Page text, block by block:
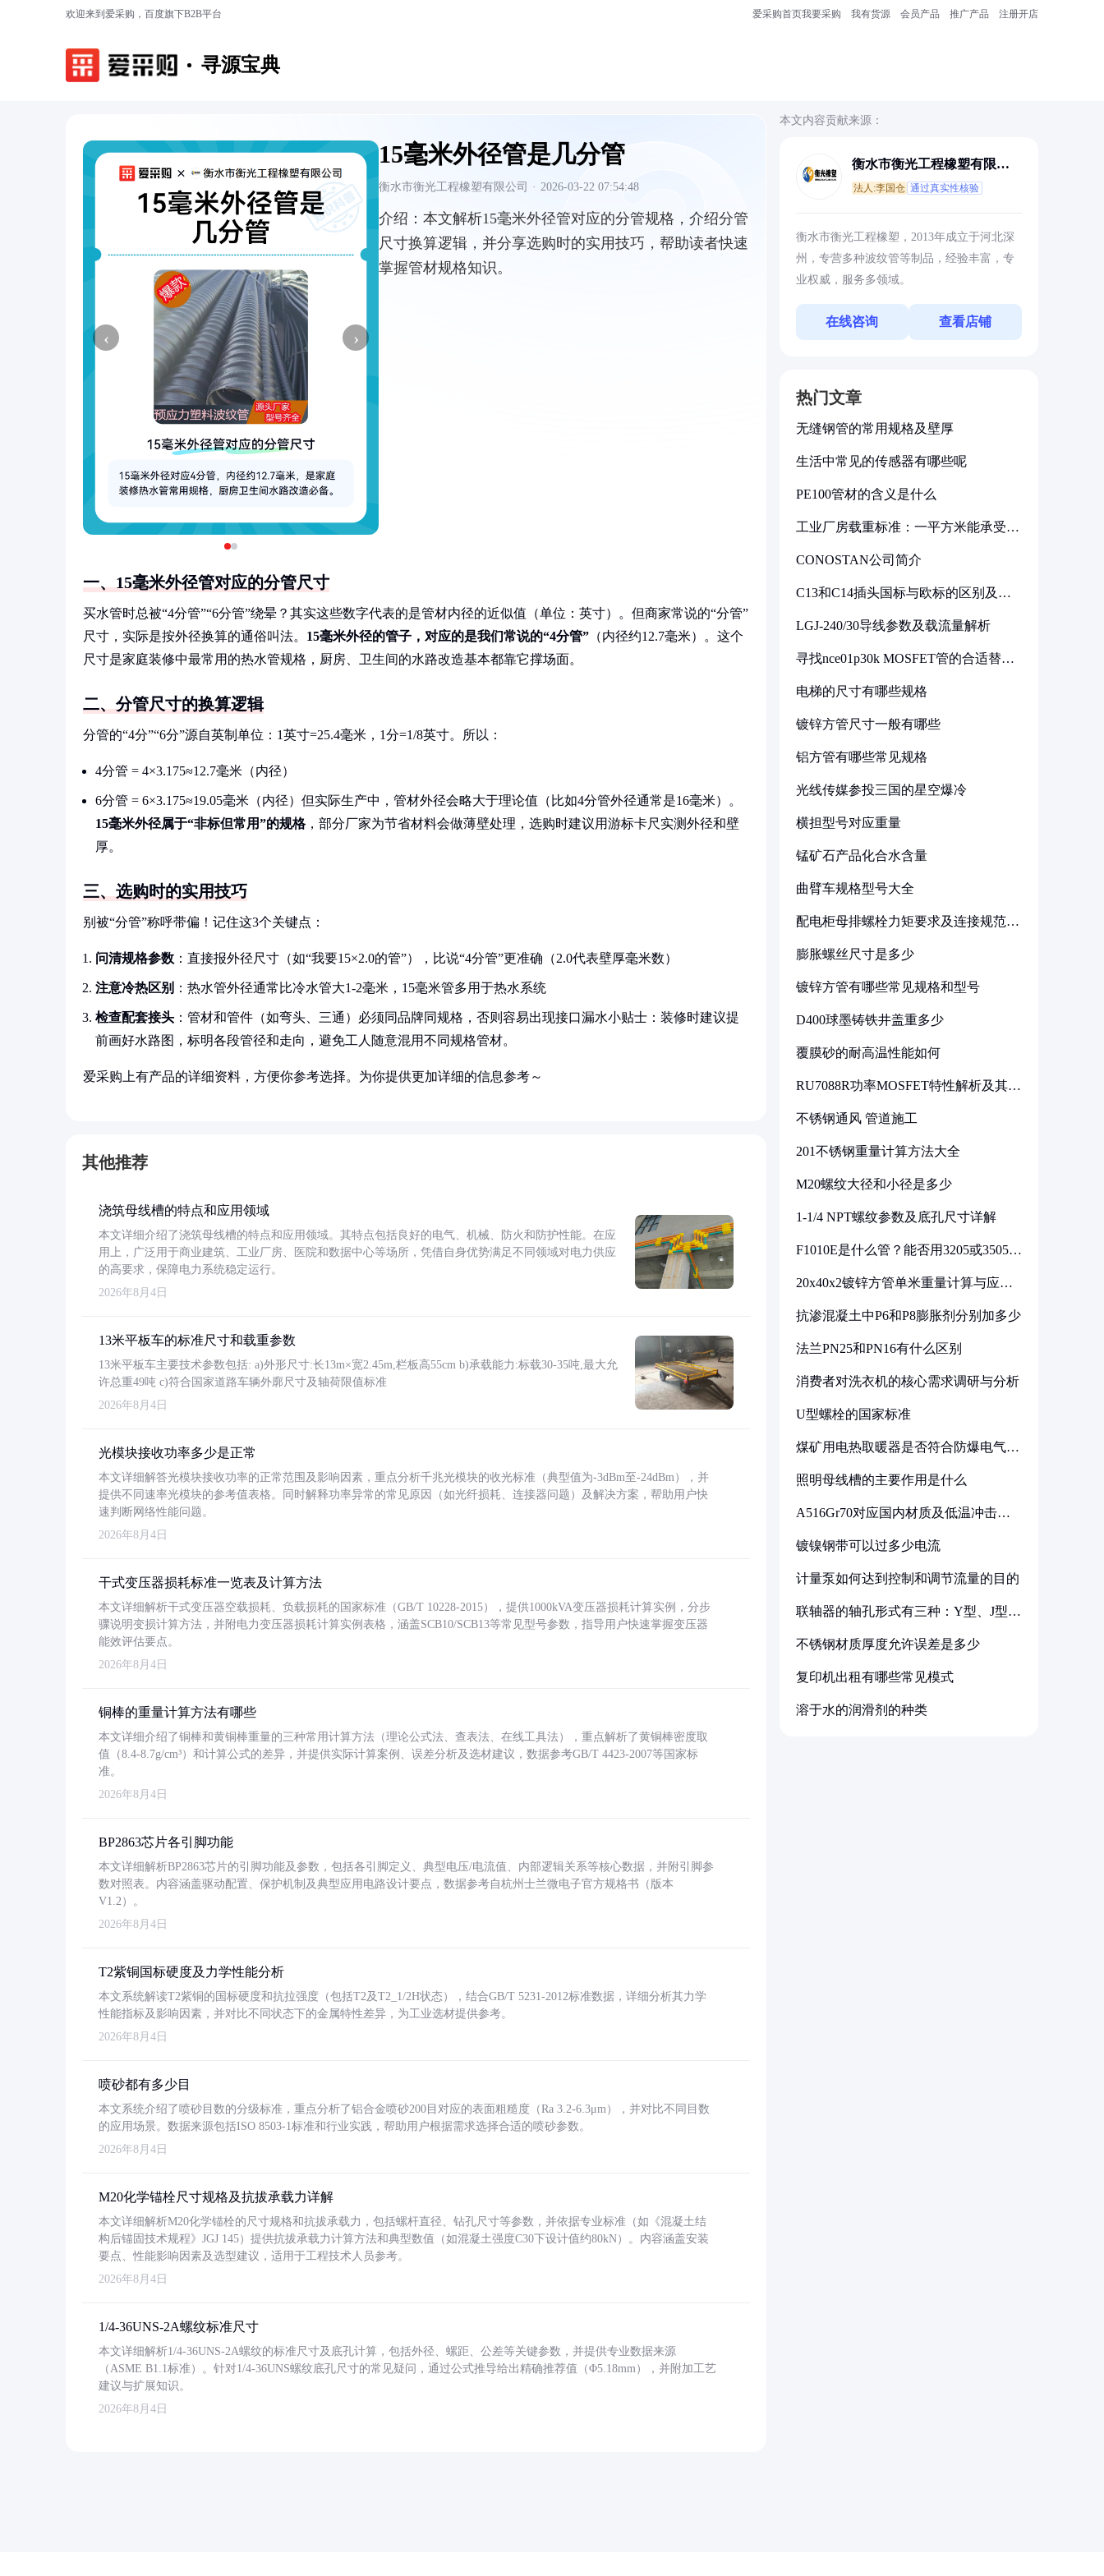
欢迎来到爱采购，百度旗下B2B平台 爱采购首页我要采购 我有货源 会员产品 推广产品 注册开店
寻源宝典
‹ ›
15毫米外径管是几分管
衡水市衡光工程橡塑有限公司 · 2026-03-22 07:54:48
介绍： 本文解析15毫米外径管对应的分管规格，介绍分管
尺寸换算逻辑，并分享选购时的实用技巧，帮助读者快速
掌握管材规格知识。
一、15毫米外径管对应的分管尺寸
买水管时总被“4分管”“6分管”绕晕？其实这些数字代表的是管材内径的近似值（单位：英寸）。但商家常说的“分管”
尺寸，实际是按外径换算的通俗叫法。 15毫米外径的管子，对应的是我们常说的“4分管” （内径约12.7毫米）。这个
尺寸是家庭装修中最常用的热水管规格，厨房、卫生间的水路改造基本都靠它撑场面。
二、分管尺寸的换算逻辑
分管的“4分”“6分”源自英制单位：1英寸=25.4毫米，1分=1/8英寸。所以：
4分管 = 4×3.175≈12.7毫米（内径）
6分管 = 6×3.175≈19.05毫米（内径）但实际生产中，管材外径会略大于理论值（比如4分管外径通常是16毫米）。
15毫米外径属于“非标但常用”的规格，部分厂家为节省材料会做薄壁处理，选购时建议用游标卡尺实测外径和壁
厚。
三、选购时的实用技巧
别被“分管”称呼带偏！记住这3个关键点：
问清规格参数 ：直接报外径尺寸（如“我要15×2.0的管”），比说“4分管”更准确（2.0代表壁厚毫米数）
注意冷热区别 ：热水管外径通常比冷水管大1-2毫米，15毫米管多用于热水系统
检查配套接头 ：管材和管件（如弯头、三通）必须同品牌同规格，否则容易出现接口漏水小贴士：装修时建议提
前画好水路图，标明各段管径和走向，避免工人随意混用不同规格管材。
爱采购上有产品的详细资料，方便你参考选择。为你提供更加详细的信息参考～
其他推荐
浇筑母线槽的特点和应用领域
本文详细介绍了浇筑母线槽的特点和应用领域。其特点包括良好的电气、机械、防火和防护性能。在应
用上，广泛用于商业建筑、工业厂房、医院和数据中心等场所，凭借自身优势满足不同领域对电力供应
的高要求，保障电力系统稳定运行。
2026年8月4日
13米平板车的标准尺寸和载重参数
13米平板车主要技术参数包括: a)外形尺寸:长13m×宽2.45m,栏板高55cm b)承载能力:标载30-35吨,最大允
许总重49吨 c)符合国家道路车辆外廓尺寸及轴荷限值标准
2026年8月4日
光模块接收功率多少是正常
本文详细解答光模块接收功率的正常范围及影响因素，重点分析千兆光模块的收光标准（典型值为-3dBm至-24dBm），并
提供不同速率光模块的参考值表格。同时解释功率异常的常见原因（如光纤损耗、连接器问题）及解决方案，帮助用户快
速判断网络性能问题。
2026年8月4日
干式变压器损耗标准一览表及计算方法
本文详细解析干式变压器空载损耗、负载损耗的国家标准（GB/T 10228-2015），提供1000kVA变压器损耗计算实例，分步
骤说明变损计算方法，并附电力变压器损耗计算实例表格，涵盖SCB10/SCB13等常见型号参数，指导用户快速掌握变压器
能效评估要点。
2026年8月4日
铜棒的重量计算方法有哪些
本文详细介绍了铜棒和黄铜棒重量的三种常用计算方法（理论公式法、查表法、在线工具法），重点解析了黄铜棒密度取
值（8.4-8.7g/cm³）和计算公式的差异，并提供实际计算案例、误差分析及选材建议，数据参考GB/T 4423-2007等国家标
准。
2026年8月4日
BP2863芯片各引脚功能
本文详细解析BP2863芯片的引脚功能及参数，包括各引脚定义、典型电压/电流值、内部逻辑关系等核心数据，并附引脚参
数对照表。内容涵盖驱动配置、保护机制及典型应用电路设计要点，数据参考自杭州士兰微电子官方规格书（版本
V1.2）。
2026年8月4日
T2紫铜国标硬度及力学性能分析
本文系统解读T2紫铜的国标硬度和抗拉强度（包括T2及T2_1/2H状态），结合GB/T 5231-2012标准数据，详细分析其力学
性能指标及影响因素，并对比不同状态下的金属特性差异，为工业选材提供参考。
2026年8月4日
喷砂都有多少目
本文系统介绍了喷砂目数的分级标准，重点分析了铝合金喷砂200目对应的表面粗糙度（Ra 3.2-6.3μm），并对比不同目数
的应用场景。数据来源包括ISO 8503-1标准和行业实践，帮助用户根据需求选择合适的喷砂参数。
2026年8月4日
M20化学锚栓尺寸规格及抗拔承载力详解
本文详细解析M20化学锚栓的尺寸规格和抗拔承载力，包括螺杆直径、钻孔尺寸等参数，并依据专业标准（如《混凝土结
构后锚固技术规程》JGJ 145）提供抗拔承载力计算方法和典型数值（如混凝土强度C30下设计值约80kN）。内容涵盖安装
要点、性能影响因素及选型建议，适用于工程技术人员参考。
2026年8月4日
1/4-36UNS-2A螺纹标准尺寸
本文详细解析1/4-36UNS-2A螺纹的标准尺寸及底孔计算，包括外径、螺距、公差等关键参数，并提供专业数据来源
（ASME B1.1标准）。针对1/4-36UNS螺纹底孔尺寸的常见疑问，通过公式推导给出精确推荐值（Φ5.18mm），并附加工艺
建议与扩展知识。
2026年8月4日
本文内容贡献来源：
衡水市衡光工程橡塑有限公
法人:李国仓 通过真实性核验
衡水市衡光工程橡塑，2013年成立于河北深
州，专营多种波纹管等制品，经验丰富，专
业权威，服务多领域。
在线咨询 查看店铺
热门文章
无缝钢管的常用规格及壁厚
生活中常见的传感器有哪些呢
PE100管材的含义是什么
工业厂房载重标准：一平方米能承受多
CONOSTAN公司简介
C13和C14插头国标与欧标的区别及其
LGJ-240/30导线参数及载流量解析
寻找nce01p30k MOSFET管的合适替代
电梯的尺寸有哪些规格
镀锌方管尺寸一般有哪些
铝方管有哪些常见规格
光线传媒参投三国的星空爆冷
横担型号对应重量
锰矿石产品化合水含量
曲臂车规格型号大全
配电柜母排螺栓力矩要求及连接规范详
膨胀螺丝尺寸是多少
镀锌方管有哪些常见规格和型号
D400球墨铸铁井盖重多少
覆膜砂的耐高温性能如何
RU7088R功率MOSFET特性解析及其在
不锈钢通风 管道施工
201不锈钢重量计算方法大全
M20螺纹大径和小径是多少
1-1/4 NPT螺纹参数及底孔尺寸详解
F1010E是什么管？能否用3205或3505代
20x40x2镀锌方管单米重量计算与应用
抗渗混凝土中P6和P8膨胀剂分别加多少
法兰PN25和PN16有什么区别
消费者对洗衣机的核心需求调研与分析
U型螺栓的国家标准
煤矿用电热取暖器是否符合防爆电气设
照明母线槽的主要作用是什么
A516Gr70对应国内材质及低温冲击要
镀镍钢带可以过多少电流
计量泵如何达到控制和调节流量的目的
联轴器的轴孔形式有三种：Y型、J型、
不锈钢材质厚度允许误差是多少
复印机出租有哪些常见模式
溶于水的润滑剂的种类